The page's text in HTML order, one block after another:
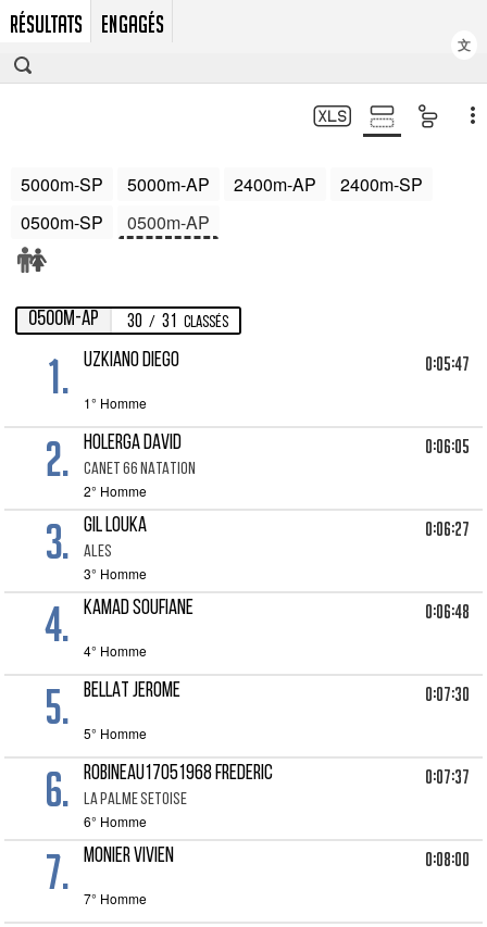
RÉSULTATS ENGAGÉS
文
5000m-SP 5000m-AP 2400m-AP
2400m-SP
0500m-SP
0500m-AP
0500m-AP 30 / 31 Classés
1. UZKIANO DIEGO 0:05:47
1° Homme
2. HOLERGA DAVID
CANET 66 NATATION
0:06:05
2° Homme
3. GIL LOUKA
ALES
0:06:27
3° Homme
4. KAMAD SOUFIANE 0:06:48
4° Homme
5. BELLAT JEROME 0:07:30
5° Homme
6. ROBINEAU17051968 FREDERIC
LA PALME SETOISE
0:07:37
6° Homme
7. MONIER VIVIEN 0:08:00
7° Homme